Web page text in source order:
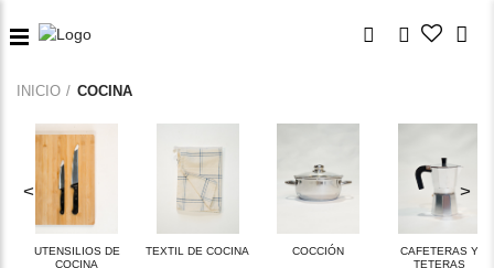
INICIO COCINA
<
UTENSILIOS DE
COCINA
TEXTIL DE COCINA COCCIÓN
CAFETERAS Y
TETERAS
>